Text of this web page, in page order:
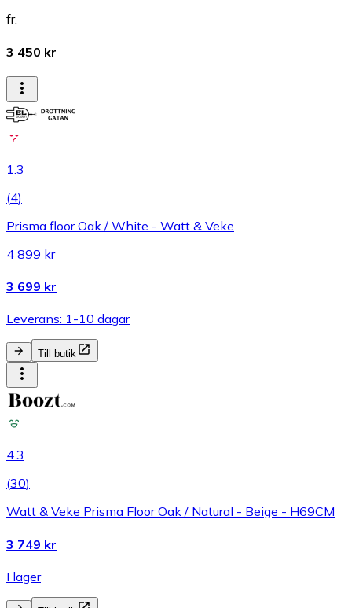
fr.
3 450 kr
1.3
(4)
Prisma floor Oak / White - Watt & Veke
4 899 kr
3 699 kr
Leverans: 1-10 dagar
Till butik
4.3
(30)
Watt & Veke Prisma Floor Oak / Natural - Beige - H69CM
3 749 kr
I lager